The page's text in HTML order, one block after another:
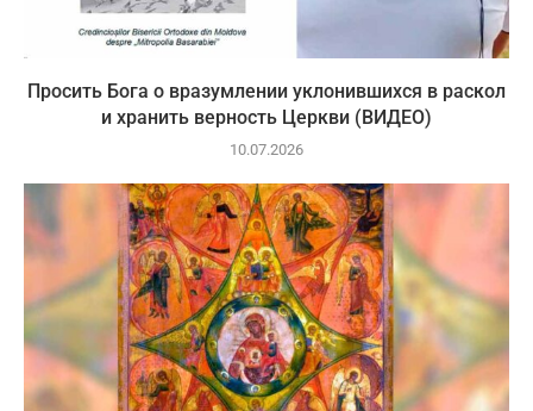
Просить Бога о вразумлении уклонившихся в раскол
и хранить верность Церкви (ВИДЕО)
10.07.2026